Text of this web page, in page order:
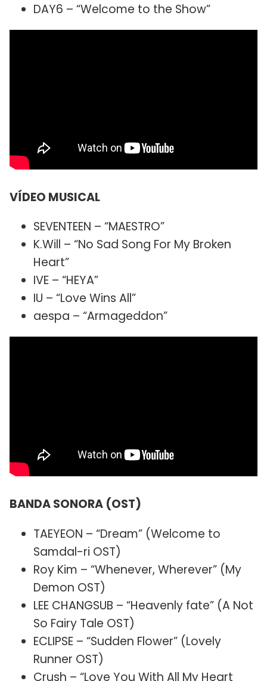
DAY6 – “Welcome to the Show”
VÍDEO MUSICAL
SEVENTEEN – “MAESTRO”
K.Will – “No Sad Song For My Broken
Heart”
IVE – “HEYA”
IU – “Love Wins All”
aespa – “Armageddon”
BANDA SONORA (OST)
TAEYEON – “Dream” (Welcome to
Samdal-ri OST)
Roy Kim – “Whenever, Wherever” (My
Demon OST)
LEE CHANGSUB – “Heavenly fate” (A Not
So Fairy Tale OST)
ECLIPSE – “Sudden Flower” (Lovely
Runner OST)
Crush – “Love You With All My Heart